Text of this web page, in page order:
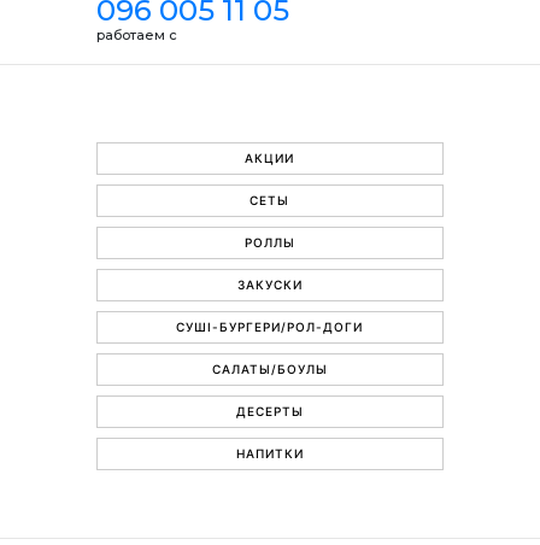
096 005 11 05
работаем с
АКЦИИ
СЕТЫ
РОЛЛЫ
ЗАКУСКИ
СУШІ-БУРГЕРИ/РОЛ-ДОГИ
САЛАТЫ/БОУЛЫ
ДЕСЕРТЫ
НАПИТКИ